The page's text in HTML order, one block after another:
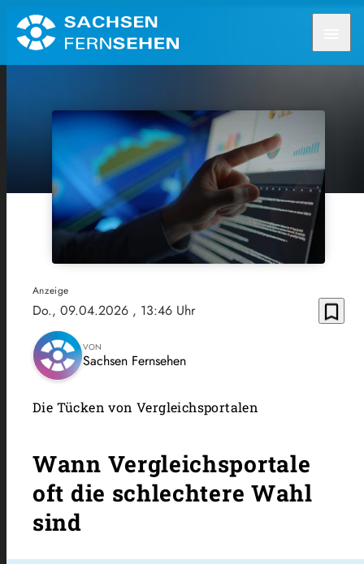
Anzeige
Do., 09.04.2026 , 13:46 Uhr bookmark_border
VON
Sachsen Fernsehen
Die Tücken von Vergleichsportalen
Wann Vergleichsportale
oft die schlechtere Wahl
sind